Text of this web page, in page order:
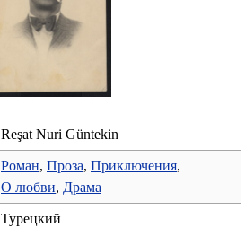
Reşat Nuri Güntekin
Роман, Проза, Приключения,
О любви, Драма
Турецкий